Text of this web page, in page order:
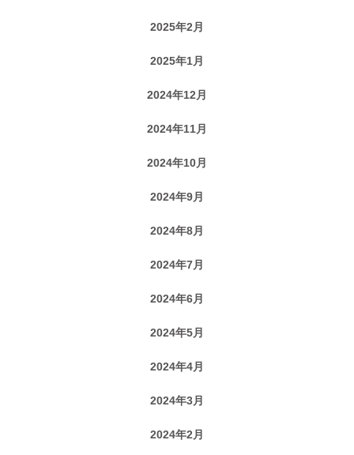
2025年2月
2025年1月
2024年12月
2024年11月
2024年10月
2024年9月
2024年8月
2024年7月
2024年6月
2024年5月
2024年4月
2024年3月
2024年2月